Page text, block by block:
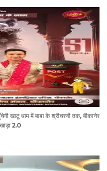
खाटू धाम में बाबा के श्रीचरणों तक, बीकानेर
2.0